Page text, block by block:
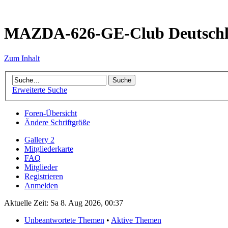
MAZDA-626-GE-Club
Zum Inhalt
Erweiterte Suche
Foren-Übersicht
Ändere Schriftgröße
Gallery 2
Mitgliederkarte
FAQ
Mitglieder
Registrieren
Anmelden
Aktuelle Zeit: Sa 8. Aug 2026, 00:37
Unbeantwortete Themen • Aktive Themen